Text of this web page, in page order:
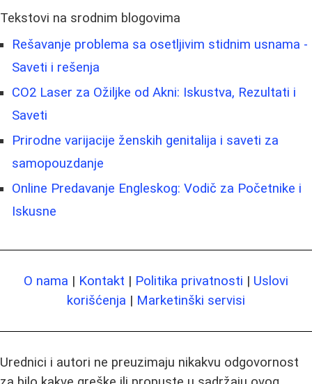
Tekstovi na srodnim blogovima
Rešavanje problema sa osetljivim stidnim usnama -
Saveti i rešenja
CO2 Laser za Ožiljke od Akni: Iskustva, Rezultati i
Saveti
Prirodne varijacije ženskih genitalija i saveti za
samopouzdanje
Online Predavanje Engleskog: Vodič za Početnike i
Iskusne
O nama | Kontakt | Politika privatnosti | Uslovi
korišćenja | Marketinški servisi
Urednici i autori ne preuzimaju nikakvu odgovornost